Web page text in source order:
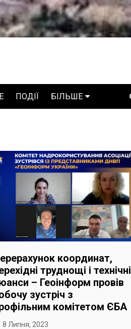
ПОДІЇ БІЛЬШЕ
WHO IS WHO
ПРОЗОРІ НАДРА
ГОВОРЯТЬ АСОЦІАЦІЇ
ГОВОРЯТЬ КОМПАНІЇ
КОНФЛІКТНІ НАДРА
САНКЦІЙНІ НАДРА
БЛОГИ
TECHNO
CRITICAL MINERALS
НАДРА ІНШИХ
координат,
труднощі і технічні
– Геоінформ провів
зустріч з
комітетом ЄБА
8 Липня, 2023